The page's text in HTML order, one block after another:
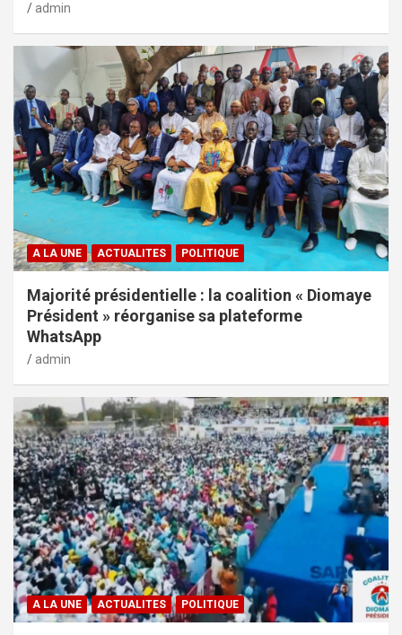
admin
A LA UNE ACTUALITES POLITIQUE
Majorité présidentielle : la coalition « Diomaye
Président » réorganise sa plateforme
WhatsApp
admin
A LA UNE ACTUALITES POLITIQUE